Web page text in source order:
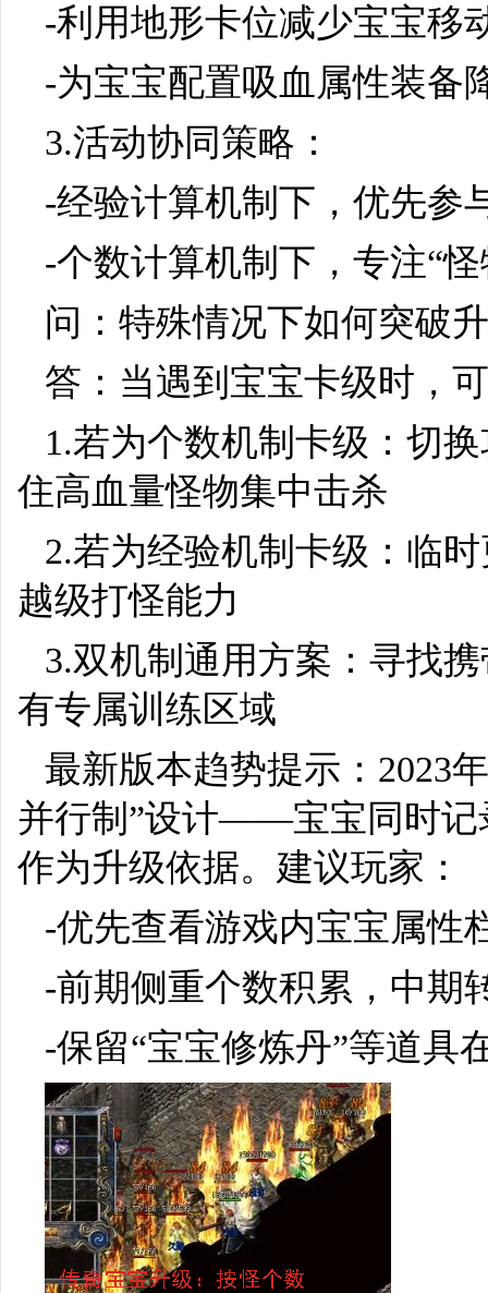
-利用地形卡位减少宝宝移
-为宝宝配置吸血属性装备
3.活动协同策略：
-经验计算机制下，优先参
-个数计算机制下，专注“
问：特殊情况下如何突破
答：当遇到宝宝卡级时，
1.若为个数机制卡级：切
住高血量怪物集中击杀
2.若为经验机制卡级：临
越级打怪能力
3.双机制通用方案：寻找
有专属训练区域
最新版本趋势提示：2023
并行制”设计——宝宝同时记
作为升级依据。建议玩家：
-优先查看游戏内宝宝属性
-前期侧重个数积累，中期
-保留“宝宝修炼丹”等道具